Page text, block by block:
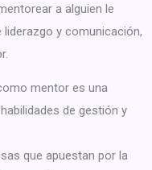
a alguien le
liderazgo y comunicación,
mentor es una
de gestión y
que apuestan por la